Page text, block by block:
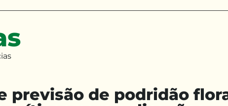
previsão de podridão